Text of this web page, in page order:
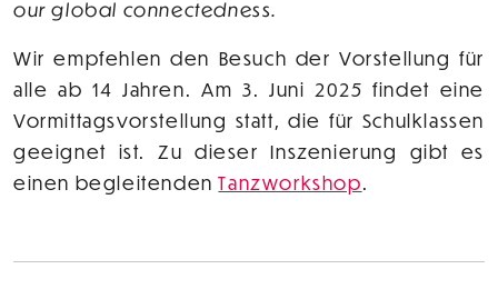
our global connectedness.
Wir empfehlen den Besuch der Vorstellung für
alle ab 14 Jahren. Am 3. Juni 2025 findet eine
Vormittagsvorstellung statt, die für Schulklassen
geeignet ist. Zu dieser Inszenierung gibt es
einen begleitendenTanzworkshop.